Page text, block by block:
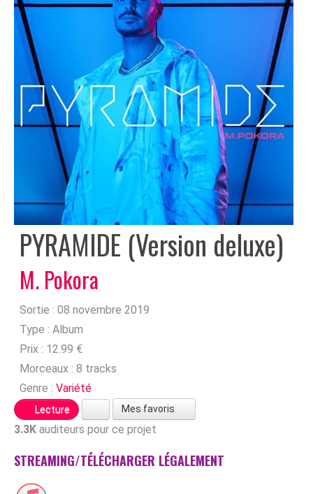
PYRAMIDE (Version deluxe)
M. Pokora
Sortie : 08 novembre 2019
Type : Album
Prix : 12.99 €
Morceaux : 8 tracks
Genre : Variété
Lecture Mes favoris
3.3K auditeurs pour ce projet
STREAMING/TÉLÉCHARGER LÉGALEMENT